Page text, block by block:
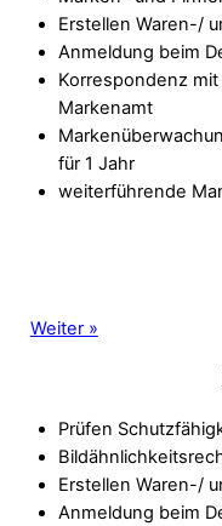
Erstellen Waren-/
Anmeldung beim
Korrespondenz
Markenamt
für 1 Jahr
weiterführende
Weiter »
Prüfen
Erstellen Waren-/
Anmeldung beim